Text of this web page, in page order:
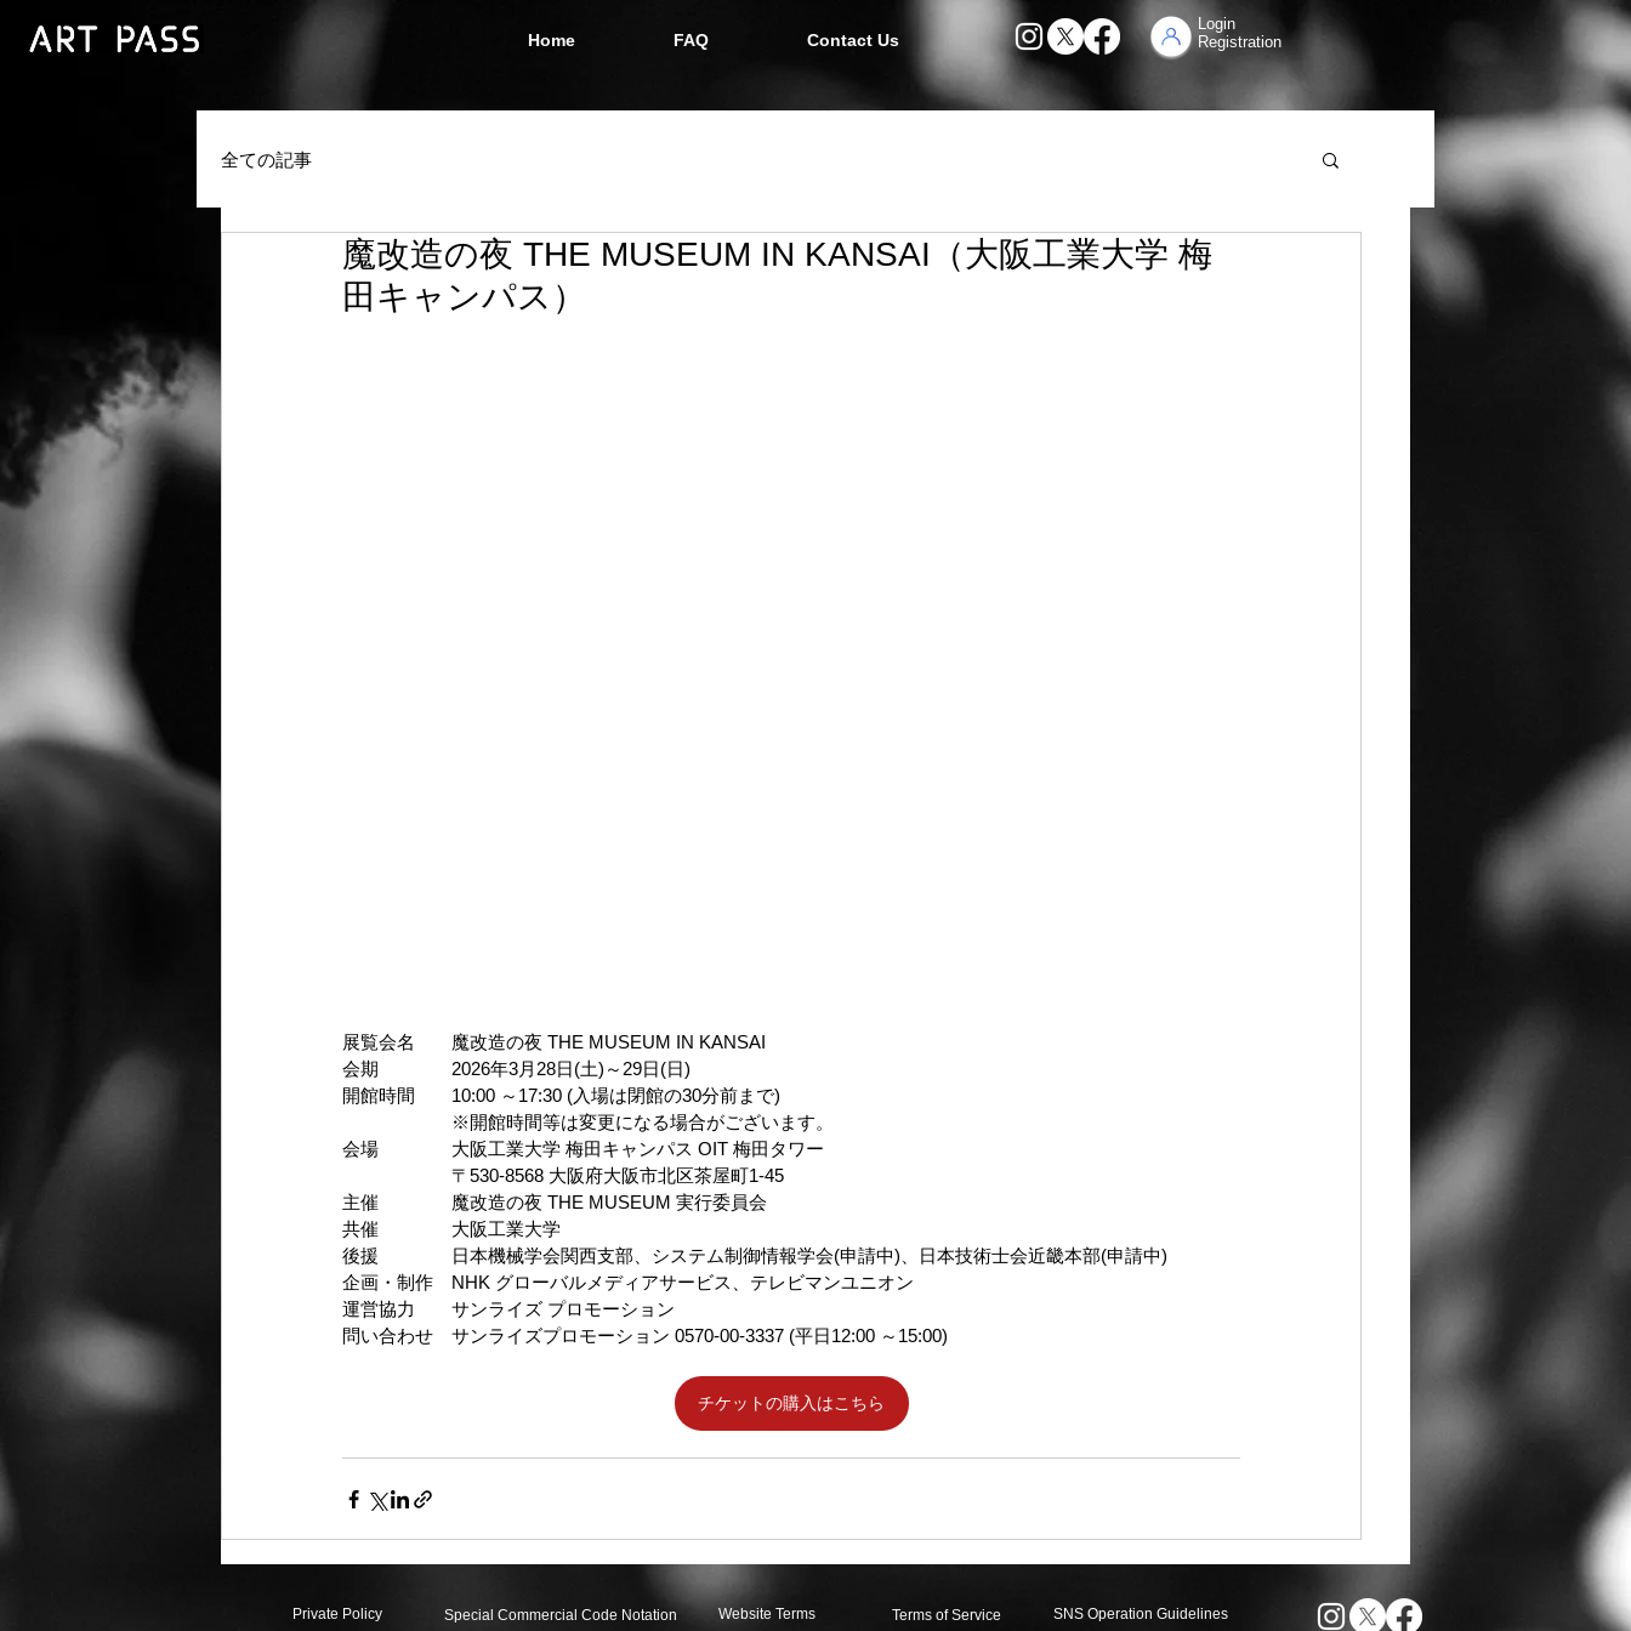
Home FAQ Contact Us
Login
Registration
全ての記事
魔改造の夜 THE MUSEUM IN KANSAI（大阪工業大学 梅
田キャンパス）
展覧会名　　魔改造の夜 THE MUSEUM IN KANSAI
会期　　　　2026年3月28日(土)～29日(日)
開館時間　　10:00 ～17:30 (入場は閉館の30分前まで)
※開館時間等は変更になる場合がございます。
会場　　　　大阪工業大学 梅田キャンパス OIT 梅田タワー
〒530-8568 大阪府大阪市北区茶屋町1-45
主催　　　　魔改造の夜 THE MUSEUM 実行委員会
共催　　　　大阪工業大学
後援　　　　日本機械学会関西支部、システム制御情報学会(申請中)、日本技術士会近畿本部(申請中)
企画・制作　NHK グローバルメディアサービス、テレビマンユニオン
運営協力　　サンライズ プロモーション
問い合わせ　サンライズプロモーション 0570-00-3337 (平日12:00 ～15:00)
チケットの購入はこちら
Private Policy Special Commercial Code Notation Website Terms Terms of Service SNS Operation Guidelines